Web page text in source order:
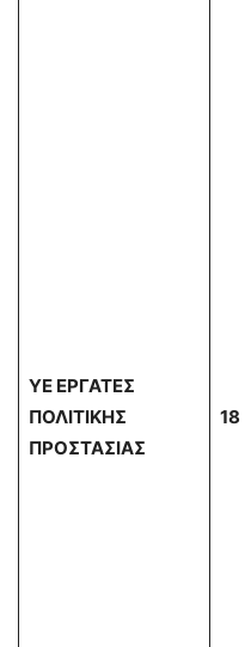
ΥΕ ΕΡΓΑΤΕΣ
ΠΟΛΙΤΙΚΗΣ
ΠΡΟΣΤΑΣΙΑΣ
18